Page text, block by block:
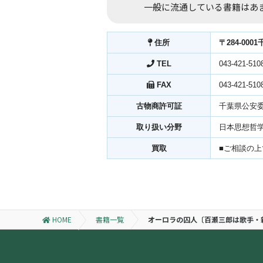
一般に流通している書籍は
住所 〒284-0001
TEL 043-421-
FAX 043-421-
古物商許可証 千葉県公安
取り扱い分野 日本思想哲
買取 ■ご相談の
HOME 書籍一覧 オーロラの囚人〔百瀬三郎は歌手